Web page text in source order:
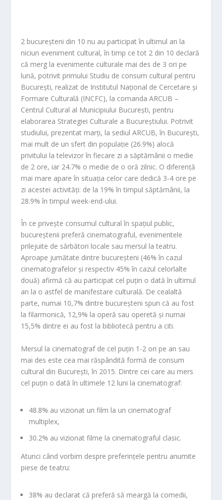
2 bucureșteni din 10 nu au participat în ultimul an la
niciun eveniment cultural, în timp ce tot 2 din 10 declară
că merg la evenimente culturale mai des de 3 ori pe
lună, potrivit primului Studiu de consum cultural pentru
București, realizat de Institutul Național de Cercetare și
Formare Culturală (INCFC), la comanda ARCUB –
Centrul Cultural al Municipiului București, pentru
elaborarea Strategiei Culturale a Bucureștiului. Potrivit
studiului, prezentat marți, la sediul ARCUB, în București,
mai mult de un sfert din populație (26.9%) alocă
privitului la televizor în fiecare zi a săptămânii o medie
de 2 ore, iar 24.7% o medie de o oră zilnic. O diferență
mai mare apare în situația celor care dedică 3-4 ore pe
zi acestei activități: de la 19% în timpul săptămânii, la
28.9% în timpul week-end-ului.
În ce privește consumul cultural în spațiul public,
bucureștenii preferă cinematograful, evenimentele
prilejuite de sărbători locale sau mersul la teatru.
Aproape jumătate dintre bucureșteni (46% în cazul
cinematografelor și respectiv 45% în cazul celorlalte
două) afirmă că au participat cel puțin o dată în ultimul
an la o astfel de manifestare culturală. De cealaltă
parte, numai 10,7% dintre bucureșteni spun că au fost
la filarmonică, 12,9% la operă sau operetă și numai
15,5% dintre ei au fost la bibliotecă pentru a citi.
Mersul la cinematograf de cel puțin 1-2 ori pe an sau
mai des este cea mai răspândită formă de consum
cultural din București, în 2015. Dintre cei care au mers
cel puțin o dată în ultimele 12 luni la cinematograf:
48.8% au vizionat un film la un cinematograf
multiplex,
30.2% au vizionat filme la cinematograful clasic.
Atunci când vorbim despre preferințele pentru anumite
piese de teatru:
38% au declarat că preferă să meargă la comedii,